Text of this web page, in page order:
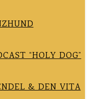
“HOLY DOG”
& DEN VITA